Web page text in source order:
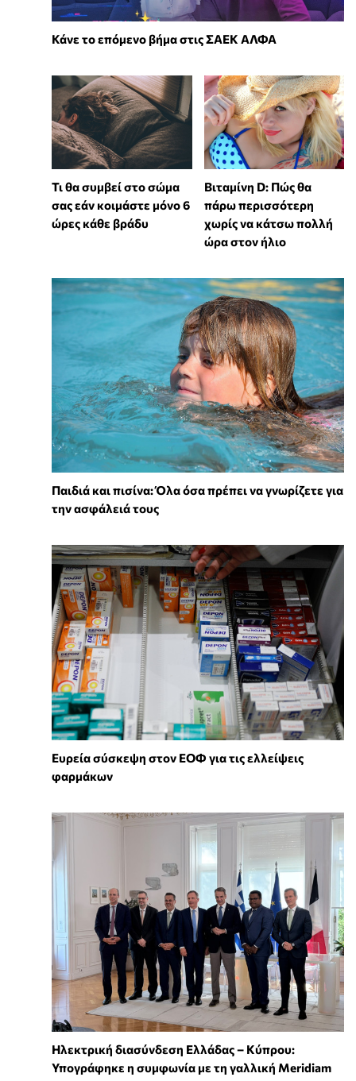
Κάνε το επόμενο βήμα στις ΣΑΕΚ ΑΛΦΑ
Τι θα συμβεί στο σώμα
σας εάν κοιμάστε μόνο 6
ώρες κάθε βράδυ
Βιταμίνη D: Πώς θα
πάρω περισσότερη
χωρίς να κάτσω πολλή
ώρα στον ήλιο
Παιδιά και πισίνα: Όλα όσα πρέπει να γνωρίζετε για
την ασφάλειά τους
Ευρεία σύσκεψη στον ΕΟΦ για τις ελλείψεις
φαρμάκων
Ηλεκτρική διασύνδεση Ελλάδας – Κύπρου:
Υπογράφηκε η συμφωνία με τη γαλλική Meridiam